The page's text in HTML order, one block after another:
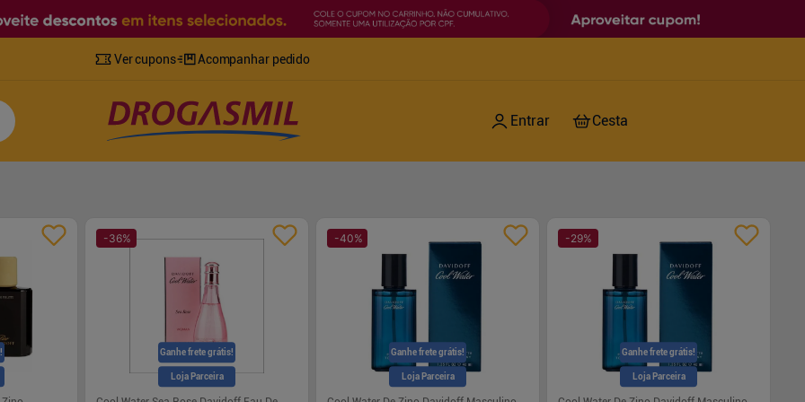
Ver cupons Acompanhar pedido
Ganhe frete grátis!
Loja Parceira
-36%
Ganhe frete grátis!
Loja Parceira
-40%
Ganhe frete grátis!
Loja Parceira
-29%